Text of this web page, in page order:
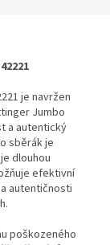
je navržen
Jumbo
a autentický
sběrák je
dlouhou
efektivní
autentičnosti
poškozeného